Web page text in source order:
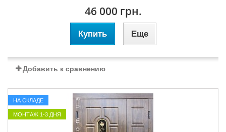
46 000 грн.
Купить Еще
Добавить к сравнению
НА СКЛАДЕ
МОНТАЖ 1-3 ДНЯ